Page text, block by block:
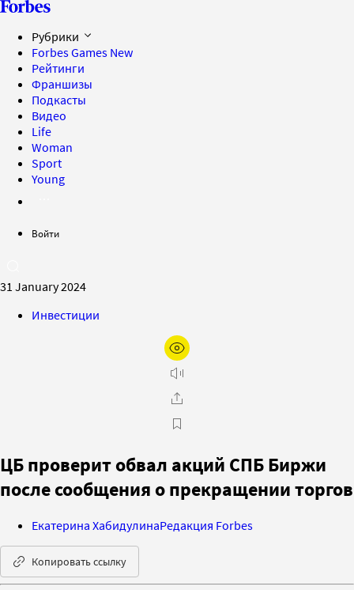
Рубрики
Forbes Games New
Рейтинги
Франшизы
Подкасты
Видео
Life
Woman
Sport
Young
Войти
31 January 2024
Инвестиции
ЦБ проверит обвал акций СПБ Биржи
после сообщения о прекращении торгов
Екатерина ХабидулинаРедакция Forbes
Копировать ссылку